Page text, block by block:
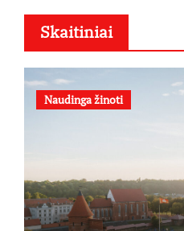
Skaitiniai
Naudinga žinoti